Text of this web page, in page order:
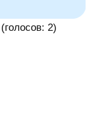
(голосов:2)